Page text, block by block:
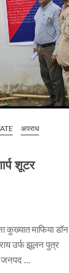
अपराध
शूटर
कुख्यात माफिया डॉन
उर्फ झूलन पुत्र
जनपद …